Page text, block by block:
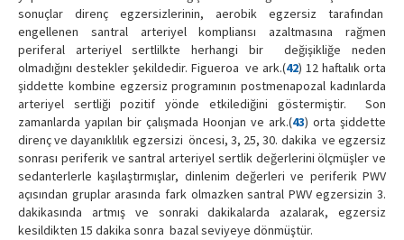
sonuçlar direnç egzersizlerinin, aerobik egzersiz tarafından
engellenen santral arteriyel kompliansı azaltmasına rağmen
periferal arteriyel sertlilkte herhangi bir değişikliğe neden
olmadığını destekler şekildedir. Figueroa ve ark.(42) 12 haftalık orta
şiddette kombine egzersiz programının postmenapozal kadınlarda
arteriyel sertliği pozitif yönde etkilediğini göstermiştir. Son
zamanlarda yapılan bir çalışmada Hoonjan ve ark.(43) orta şiddette
direnç ve dayanıklılık egzersizi öncesi, 3, 25, 30. dakika ve egzersiz
sonrası periferik ve santral arteriyel sertlik değerlerini ölçmüşler ve
sedanterlerle kaşılaştırmışlar, dinlenim değerleri ve periferik PWV
açısından gruplar arasında fark olmazken santral PWV egzersizin 3.
dakikasında artmış ve sonraki dakikalarda azalarak, egzersiz
kesildikten 15 dakika sonra bazal seviyeye dönmüştür.